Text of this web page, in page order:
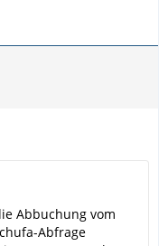
Abbuchung vom
Abfrage